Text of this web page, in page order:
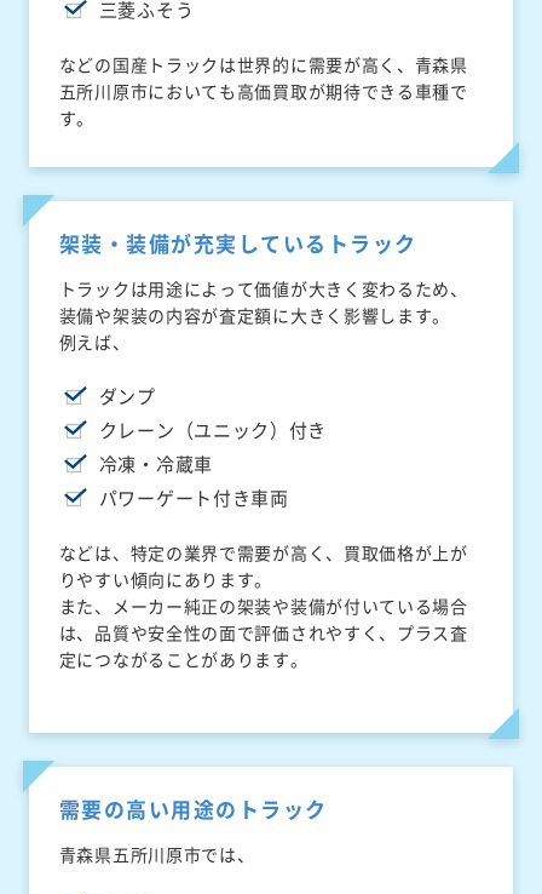
三菱ふそう
などの国産トラックは世界的に需要が高く、青森県
五所川原市においても高価買取が期待できる車種で
す。
架装・装備が充実しているトラック
トラックは用途によって価値が大きく変わるため、
装備や架装の内容が査定額に大きく影響します。
例えば、
ダンプ
クレーン（ユニック）付き
冷凍・冷蔵車
パワーゲート付き車両
などは、特定の業界で需要が高く、買取価格が上が
りやすい傾向にあります。
また、メーカー純正の架装や装備が付いている場合
は、品質や安全性の面で評価されやすく、プラス査
定につながることがあります。
需要の高い用途のトラック
青森県五所川原市では、